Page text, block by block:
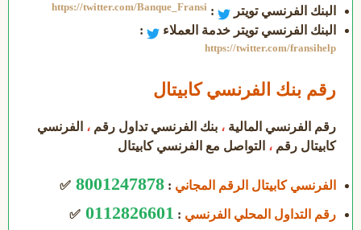
البنك الفرنسي تويتر :
https://twitter.com/Banque_Fransi
البنك الفرنسي تويتر خدمة العملاء :
https://twitter.com/fransihelp
رقم بنك الفرنسي كابيتال
رقم الفرنسي المالية ، بنك الفرنسي تداول رقم ، الفرنسي
كابيتال رقم ، التواصل مع الفرنسي كابيتال
الفرنسي كابيتال الرقم المجاني :
8001247878
✅
رقم التداول المحلي الفرنسي :
0112826601
✅